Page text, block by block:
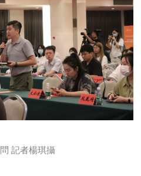
記者楊琪攝